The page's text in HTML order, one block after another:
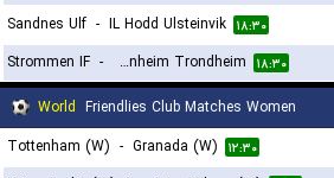
Sandnes Ulf - IL Hodd Ulsteinvik ۱۸:۳۰
Strommen IF - Ranheim Trondheim ۱۸:۳۰
World Friendlies Club Matches Women
Tottenham (W) - Granada (W) ۱۲:۳۰